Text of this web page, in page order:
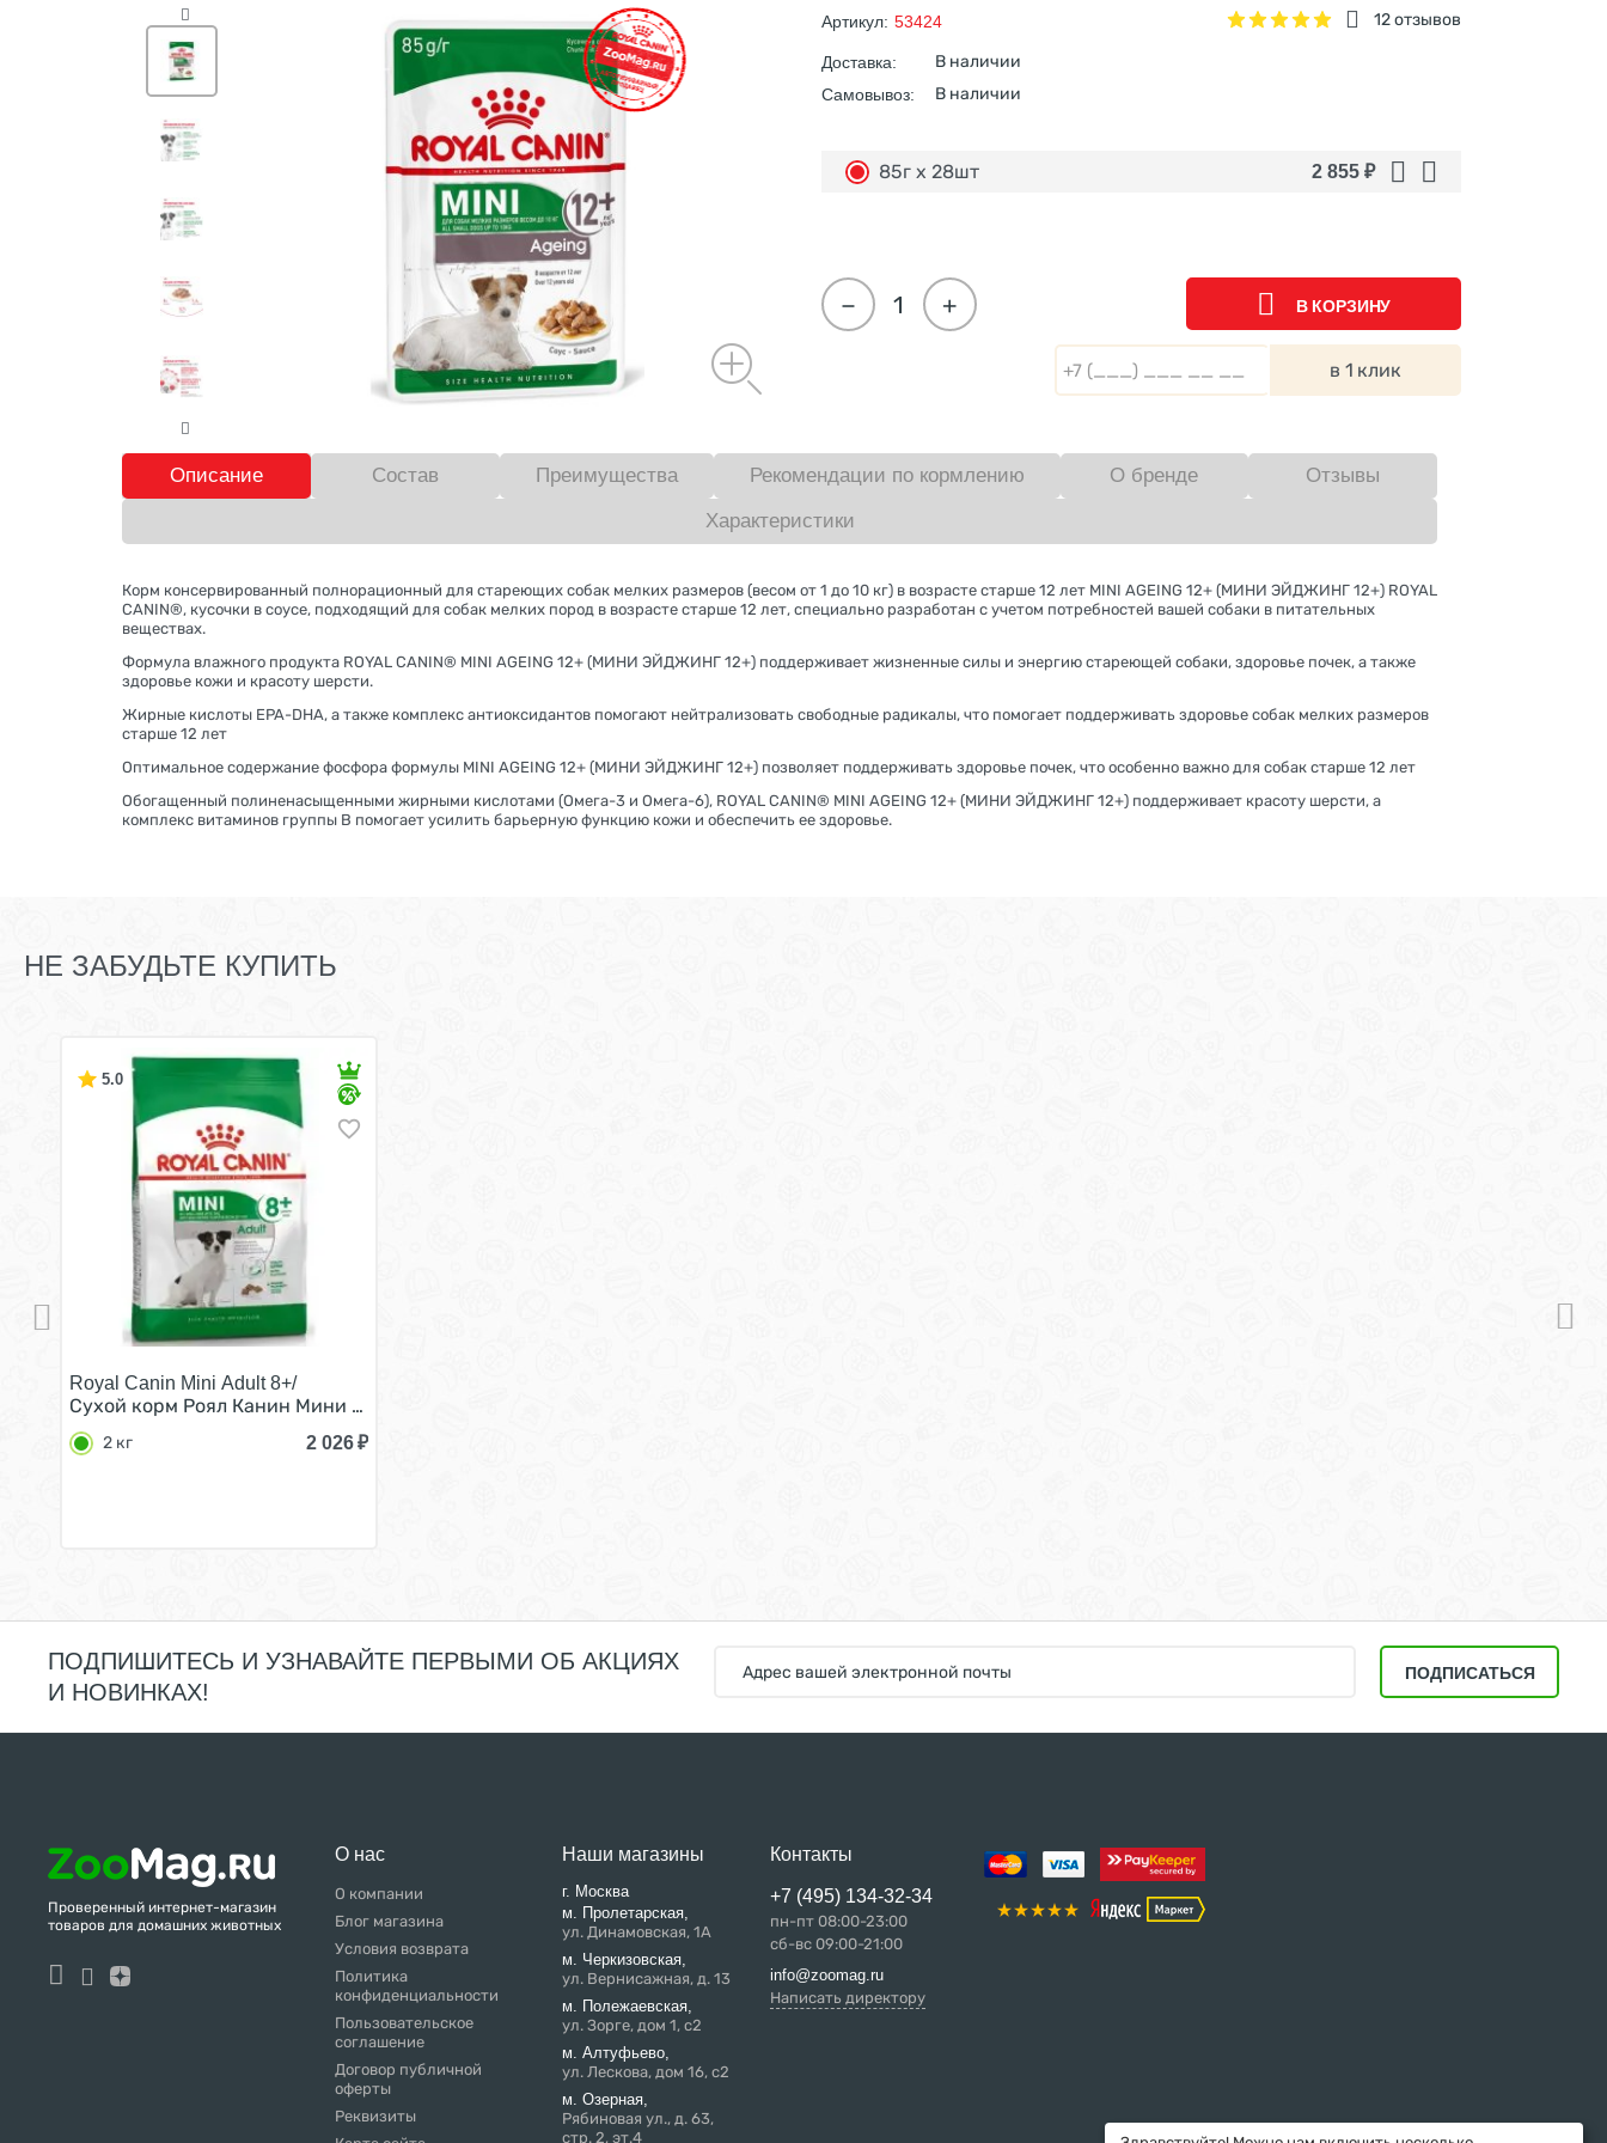
12 отзывов
Артикул: 53424
Доставка: В наличии
Самовывоз: В наличии
85г х 28шт 2 855 ₽
+
− В КОРЗИНУ
в 1 клик
Описание Состав Преимущества Рекомендации по кормлению О бренде
Отзывы
Характеристики
Корм консервированный полнорационный для стареющих собак мелких размеров (весом от 1 до 10 кг) в возрасте старше 12 лет MINI AGEING 12+ (МИНИ ЭЙДЖИНГ 12+) ROYAL
CANIN®, кусочки в соусе, подходящий для собак мелких пород в возрасте старше 12 лет, специально разработан с учетом потребностей вашей собаки в питательных
веществах.
Формула влажного продукта ROYAL CANIN® MINI AGEING 12+ (МИНИ ЭЙДЖИНГ 12+) поддерживает жизненные силы и энергию стареющей собаки, здоровье почек, а также
здоровье кожи и красоту шерсти.
Жирные кислоты EPA-DHA, а также комплекс антиоксидантов помогают нейтрализовать свободные радикалы, что помогает поддерживать здоровье собак мелких размеров
старше 12 лет
Оптимальное содержание фосфора формулы MINI AGEING 12+ (МИНИ ЭЙДЖИНГ 12+) позволяет поддерживать здоровье почек, что особенно важно для собак старше 12 лет
Обогащенный полиненасыщенными жирными кислотами (Омега-3 и Омега-6), ROYAL CANIN® MINI AGEING 12+ (МИНИ ЭЙДЖИНГ 12+) поддерживает красоту шерсти, а
комплекс витаминов группы В помогает усилить барьерную функцию кожи и обеспечить ее здоровье.
НЕ ЗАБУДЬТЕ КУПИТЬ
5.0
Royal Canin Mini Adult 8+/
Сухой корм Роял Канин Мини для Пожилых собак Мелких пород старше 8 лет 2 кг
2 кг 2 026₽
ПОДПИШИТЕСЬ И УЗНАВАЙТЕ ПЕРВЫМИ ОБ АКЦИЯХ
И НОВИНКАХ!
ПОДПИСАТЬСЯ
Проверенный интернет-магазин
товаров для домашних животных
О нас
О компании
Блог магазина
Условия возврата
Политика
конфиденциальности
Пользовательское
соглашение
Договор публичной
оферты
Реквизиты
Наши магазины
г. Москва
м. Пролетарская,
ул. Динамовская, 1А
м. Черкизовская,
ул. Вернисажная, д. 13
м. Полежаевская,
ул. Зорге, дом 1, с2
м. Алтуфьево,
ул. Лескова, дом 16, с2
м. Озерная,
Рябиновая ул., д. 63,
стр. 2, эт.4
Контакты
+7 (495) 134-32-34
пн-пт 08:00-23:00
сб-вс 09:00-21:00
info@zoomag.ru
Написать директору